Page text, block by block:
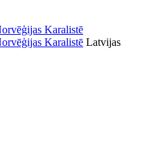
Latvijas